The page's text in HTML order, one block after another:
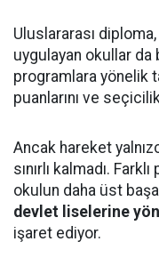
Uluslararası
uygulayan okullar da
programlara yönelik
puanlarını ve
Ancak hareket
sınırlı kalmadı.
okulun daha üst
devlet liselerine
işaret ediyor.